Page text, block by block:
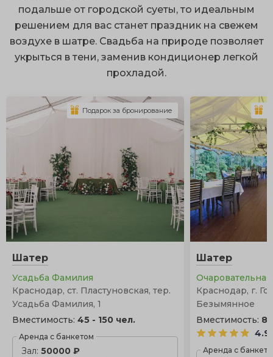
сочные запоминающиеся снимки.
Вы можете провести свадьбу на природе, выбрав
открытый, закрытый тип постройки, а также
встроенную или пристроенную веранду.
формы на ваш выбор. Уютные веранды для свадьбы
обустроены сценой, столами, диванами, и могут
защитить присутствующих от холода зимой и жары
Укрыться от грозы и ливня можно на застекленной
террасе, но там может быть слишком душно в жаркий
день. Открытая веранда отлично подойдет для
проведения торжества летом в тенистой прохладе
зелени, однако она не сможет уберечь гостей от ветра
и дождя, в отличие от церемонии в шатре.
подальше от городской суеты, то идеальным
решением для вас станет праздник на свежем
воздухе в шатре. Свадьба на природе позволяет
укрыться в тени, заменив кондиционер легкой
прохладой.
Шатер
Усадьба Фамилия
Краснодар, ст. Пластуновская, тер.
Усадьба Фамилия, 1
Вместимость: 45 - 150 чел.
Аренда с банкетом
Зал: 50000 ₽
Подарок за бронирование
Шатер
Краснодар, г.
Безымянное
Вместимость:
4.9
Аренда с